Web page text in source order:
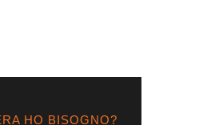
HO BISOGNO?